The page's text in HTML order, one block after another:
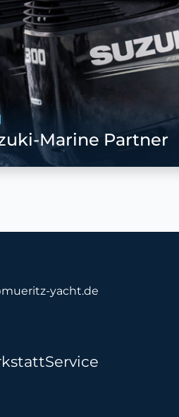
Marine Partner
yacht.de
Service